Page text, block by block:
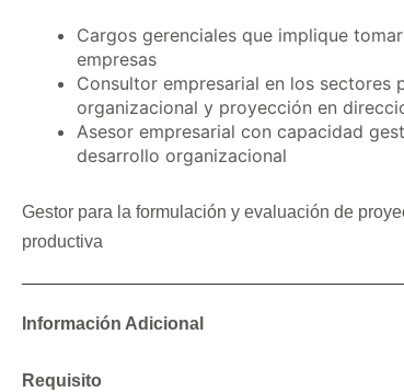
Cargos gerenciales que implique
empresas
Consultor empresarial en los
organizacional y proyección en
Asesor empresarial con capacidad
desarrollo organizacional
Gestor para la formulación y evaluación de
productiva
Información Adicional
Requisito